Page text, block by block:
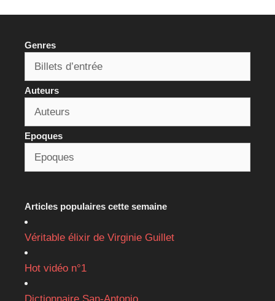
Genres
Auteurs
Epoques
Articles populaires cette semaine
Véritable élixir de Virginie Guillet
Hot vidéo n°1
Dictionnaire San-Antonio